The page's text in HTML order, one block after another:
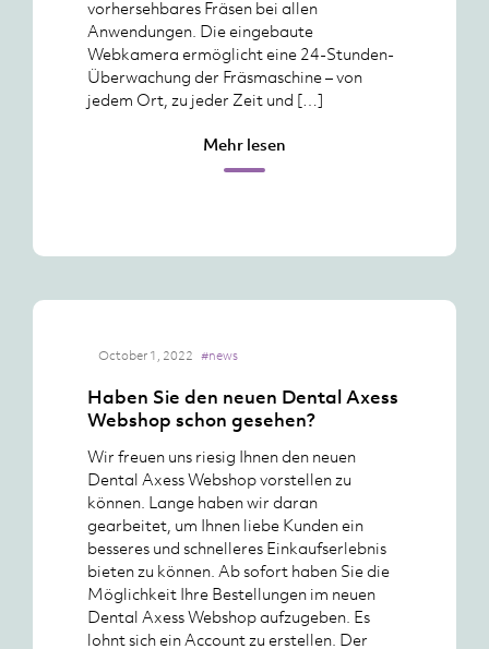
vorhersehbares Fräsen bei allen
Anwendungen. Die eingebaute
Webkamera ermöglicht eine 24-Stunden-
Überwachung der Fräsmaschine – von
jedem Ort, zu jeder Zeit und […]
Mehr lesen
October 1, 2022 #news
Haben Sie den neuen Dental Axess
Webshop schon gesehen?
Wir freuen uns riesig Ihnen den neuen
Dental Axess Webshop vorstellen zu
können. Lange haben wir daran
gearbeitet, um Ihnen liebe Kunden ein
besseres und schnelleres Einkaufserlebnis
bieten zu können. Ab sofort haben Sie die
Möglichkeit Ihre Bestellungen im neuen
Dental Axess Webshop aufzugeben. Es
lohnt sich ein Account zu erstellen. Der